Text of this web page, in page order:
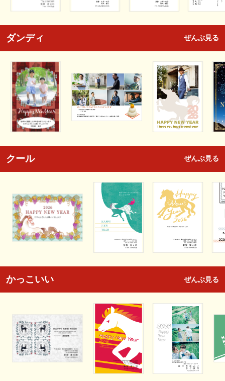
ダンディ ぜんぶ見る
クール ぜんぶ見る
かっこいい ぜんぶ見る